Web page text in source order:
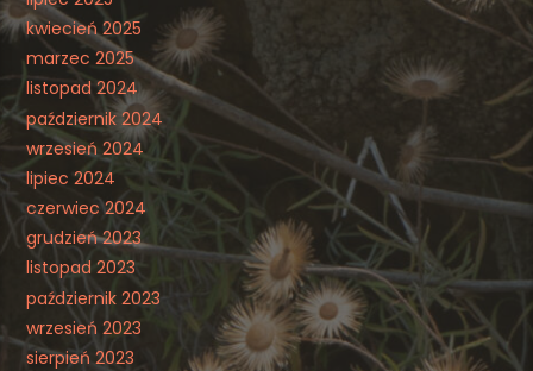
kwiecień 2025
marzec 2025
listopad 2024
październik 2024
wrzesień 2024
lipiec 2024
czerwiec 2024
grudzień 2023
listopad 2023
październik 2023
wrzesień 2023
sierpień 2023